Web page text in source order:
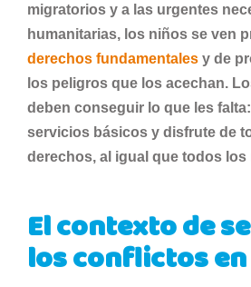
migratorios y a las urgentes
humanitarias, los niños se ven
derechos fundamentales y de
los peligros que los acechan.
deben conseguir lo que les
servicios básicos y disfrute de
derechos, al igual que todos
El contexto de
los conflictos